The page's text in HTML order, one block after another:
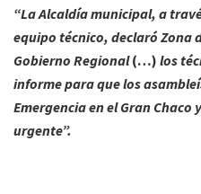
“La Alcaldía municipal, a
equipo técnico, declaró Zona
Gobierno Regional(…) los
informe para que los
Emergencia en el Gran Chaco
urgente”.